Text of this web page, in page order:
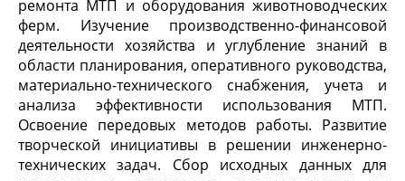
ремонта МТП и оборудования животноводческих
ферм. Изучение производственно-финансовой
деятельности хозяйства и углубление знаний в
области планирования, оперативного руководства,
материально-технического снабжения, учета и
анализа эффективности использования МТП.
Освоение передовых методов работы. Развитие
творческой инициативы в решении инженерно-
технических задач. Сбор исходных данных для